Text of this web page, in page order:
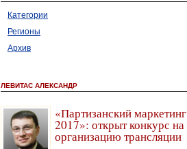
Категории
Регионы
Архив
ЛЕВИТАС АЛЕКСАНДР
«Партизанский маркетинг
2017»: открыт конкурс на
организацию трансляции